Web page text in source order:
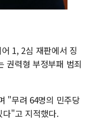
1, 2심 재판에서 징
권력형 부정부패 범죄
"무려 64명의 민주당
다"고 지적했다.